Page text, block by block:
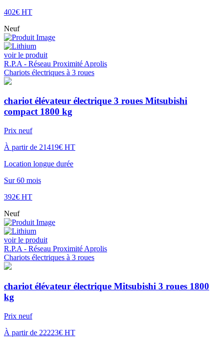
402€ HT
Neuf
voir le produit
R.P.A - Réseau Proximité Aprolis
Chariots électriques à 3 roues
chariot élévateur électrique 3 roues Mitsubishi
compact 1800 kg
Prix neuf
À partir de 21419€ HT
Location longue durée
Sur 60 mois
392€ HT
Neuf
voir le produit
R.P.A - Réseau Proximité Aprolis
Chariots électriques à 3 roues
chariot élévateur électrique Mitsubishi 3 roues 1800
kg
Prix neuf
À partir de 22223€ HT